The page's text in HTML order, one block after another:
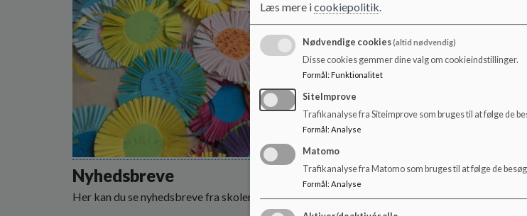
Nyhedsbreve
Her kan du se nyhedsbreve fra skolens ledelse.
Udeskolen i Karlebo
Læs mere her om vores udeskole i
Læs mere icookiepolitik.
Nødvendige cookies(altid nødvendig)
Disse cookies gemmer dine valg om cookieindstillinger.
Formål : Funktionalitet
SiteImprove
Trafikanalyse fra Siteimprove som bruges til at følge de
Formål : Analyse
Matomo
Trafikanalyse fra Matomo som bruges til at følge de
Formål: Analyse